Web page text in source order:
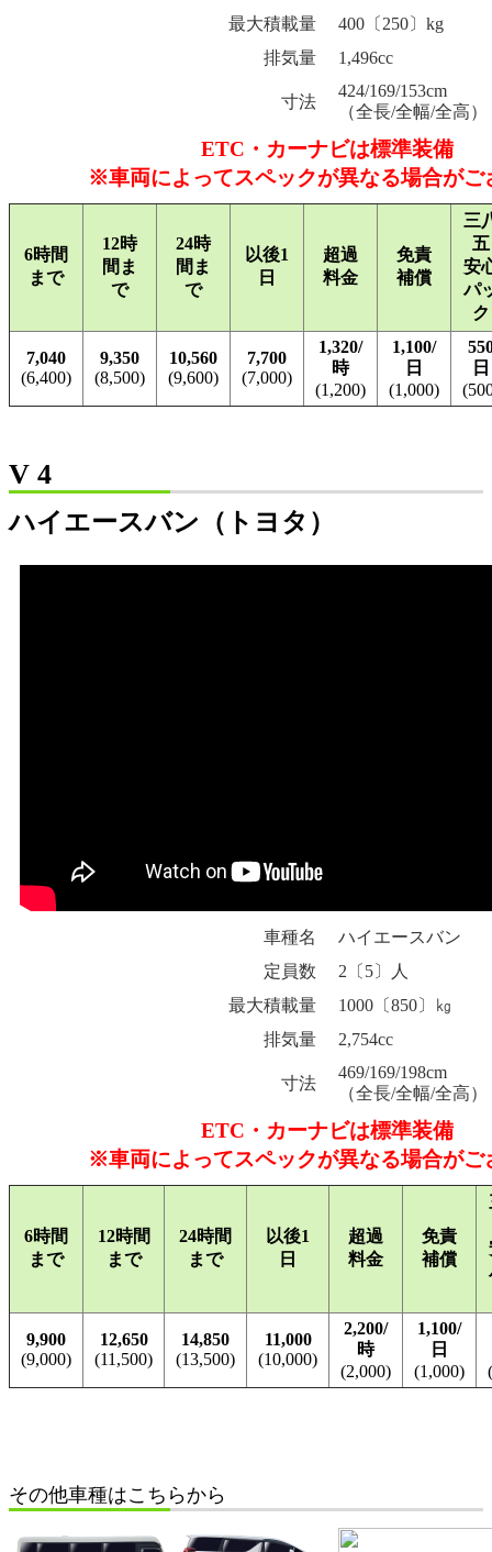
最大積載量
400〔250〕kg
排気量
1,496cc
寸法
424/169/153cm
（全長/全幅/全高）
ETC・カーナビは標準装備
※車両によってスペックが異なる場合がご
6時間
まで
12時
間ま
で
24時
間ま
で
以後1
日
超過
料金
免責
補償
三
五
安
パ
ク
7,040
(6,400)
9,350
(8,500)
10,560
(9,600)
7,700
(7,000)
1,320/
時
(1,200)
1,100/
日
(1,000)
日
V 4
ハイエースバン（トヨタ）
車種名
ハイエースバン
定員数
2〔5〕人
最大積載量
1000〔850〕㎏
排気量
2,754cc
寸法
469/169/198cm
（全長/全幅/全高）
ETC・カーナビは標準装備
※車両によってスペックが異なる場合がご
6時間
まで
12時間
まで
24時間
まで
以後1
日
超過
料金
免責
補償
9,900
(9,000)
12,650
(11,500)
14,850
(13,500)
11,000
(10,000)
2,200/
時
(2,000)
1,100/
日
(1,000)
その他車種はこちらから